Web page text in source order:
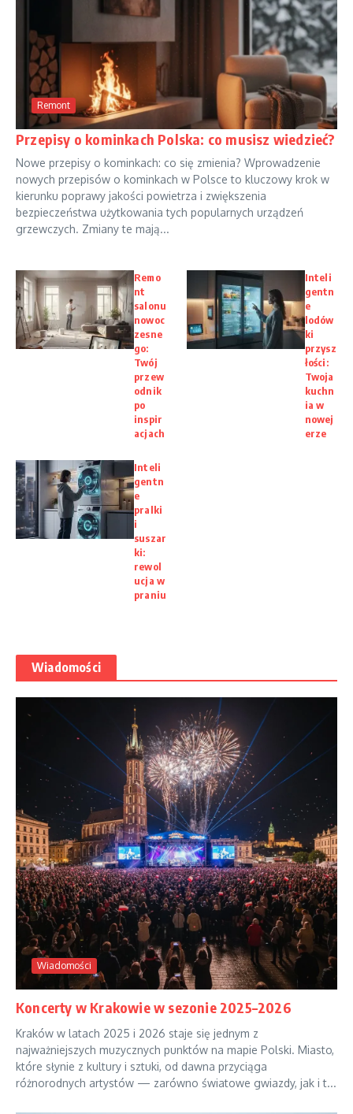
Remont
Przepisy o kominkach Polska: co musisz wiedzieć?
Nowe przepisy o kominkach: co się zmienia? Wprowadzenie
nowych przepisów o kominkach w Polsce to kluczowy krok w
kierunku poprawy jakości powietrza i zwiększenia
bezpieczeństwa użytkowania tych popularnych urządzeń
grzewczych. Zmiany te mają...
Remo
nt
salonu
nowoc
zesne
go:
Twój
przew
odnik
po
inspir
acjach
Inteli
gentn
e
lodów
ki
przysz
łości:
Twoja
kuchn
ia w
nowej
erze
Inteli
gentn
e
pralki
i
suszar
ki:
rewol
ucja w
praniu
Wiadomości
Wiadomości
Koncerty w Krakowie w sezonie 2025–2026
Kraków w latach 2025 i 2026 staje się jednym z
najważniejszych muzycznych punktów na mapie Polski. Miasto,
które słynie z kultury i sztuki, od dawna przyciąga
różnorodnych artystów — zarówno światowe gwiazdy, jak i t...